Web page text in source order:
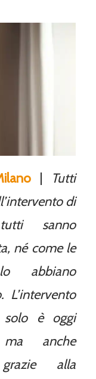
Tutti
di
sanno
né come le
abbiano
L’intervento
è oggi
ma anche
alla